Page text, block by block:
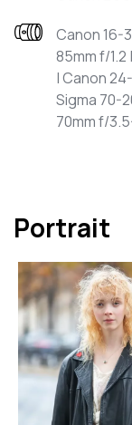
Canon 16-
85mm f/1.2
| Canon
Sigma 70-
70mm f/
Portrait